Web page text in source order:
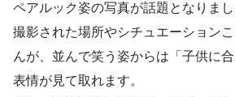
ペアルック姿の写真が話題となりまし
撮影された場所やシチュエーション
んが、並んで笑う姿からは「子供に
表情が見て取れます。